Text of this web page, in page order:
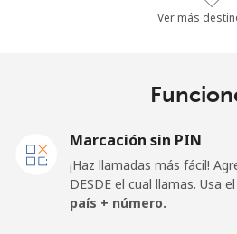
Línea fija ⁦28.5¢⁩
⁦32.5¢⁩
Ver más
Marcación sin PIN
¡Haz llamadas más fácil!
DESDE el cual llamas. Usa
país + número.